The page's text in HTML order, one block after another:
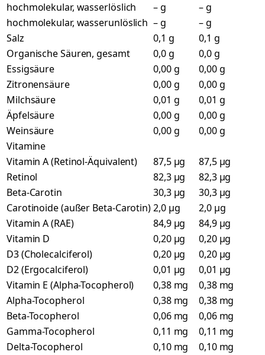
hochmolekular, wasserlöslich
– g
– g
hochmolekular, wasserunlöslich – g
– g
Salz
0,1 g
0,1 g
Organische Säuren, gesamt
0,0 g
0,0 g
Essigsäure
0,00 g
0,00 g
Zitronensäure
0,00 g
0,00 g
Milchsäure
0,01 g
0,01 g
Äpfelsäure
0,00 g
0,00 g
Weinsäure
0,00 g
0,00 g
Vitamine
Vitamin A (Retinol-Äquivalent)
87,5 µg
87,5 µg
Retinol
82,3 µg
82,3 µg
Beta-Carotin
30,3 µg
30,3 µg
Carotinoide (außer Beta-Carotin)2,0 µg
2,0 µg
Vitamin A (RAE)
84,9 µg
84,9 µg
Vitamin D
0,20 µg
0,20 µg
D3 (Cholecalciferol)
0,20 µg
0,20 µg
D2 (Ergocalciferol)
0,01 µg
0,01 µg
Vitamin E (Alpha-Tocopherol)
0,38 mg
0,38 mg
Alpha-Tocopherol
0,38 mg
0,38 mg
Beta-Tocopherol
0,06 mg
0,06 mg
Gamma-Tocopherol
0,11 mg
0,11 mg
Delta-Tocopherol
0,10 mg
0,10 mg